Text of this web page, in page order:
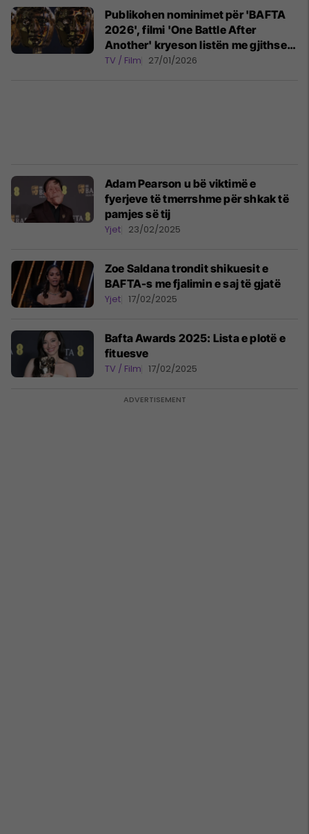
Publikohen nominimet për 'BAFTA
2026', filmi 'One Battle After
Another' kryeson listën me gjithsej
14 kategori
TV / Film 27/01/2026
Adam Pearson u bë viktimë e
fyerjeve të tmerrshme për shkak të
pamjes së tij
Yjet 23/02/2025
Zoe Saldana trondit shikuesit e
BAFTA-s me fjalimin e saj të gjatë
Yjet 17/02/2025
Bafta Awards 2025: Lista e plotë e
fituesve
TV / Film 17/02/2025